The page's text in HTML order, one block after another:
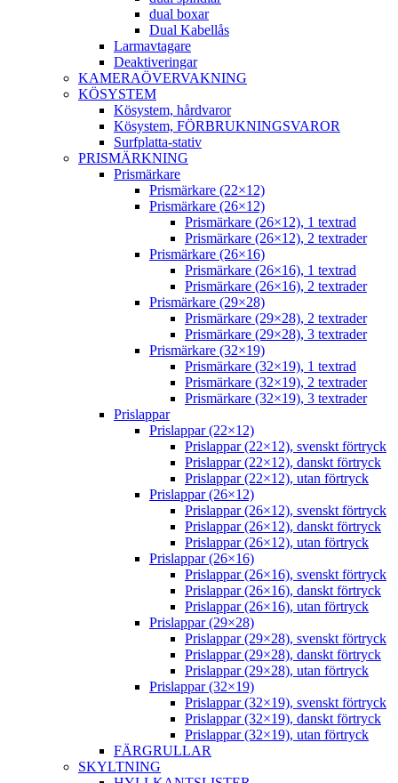
dual boxar
Dual Kabellås
Larmavtagare
Deaktiveringar
KAMERAÖVERVAKNING
KÖSYSTEM
Kösystem, hårdvaror
Kösystem, FÖRBRUKNINGSVAROR
Surfplatta-stativ
PRISMÄRKNING
Prismärkare
Prismärkare (22×12)
Prismärkare (26×12)
Prismärkare (26×12), 1 textrad
Prismärkare (26×12), 2 textrader
Prismärkare (26×16)
Prismärkare (26×16), 1 textrad
Prismärkare (26×16), 2 textrader
Prismärkare (29×28)
Prismärkare (29×28), 2 textrader
Prismärkare (29×28), 3 textrader
Prismärkare (32×19)
Prismärkare (32×19), 1 textrad
Prismärkare (32×19), 2 textrader
Prismärkare (32×19), 3 textrader
Prislappar
Prislappar (22×12)
Prislappar (22×12), svenskt förtryck
Prislappar (22×12), danskt förtryck
Prislappar (22×12), utan förtryck
Prislappar (26×12)
Prislappar (26×12), svenskt förtryck
Prislappar (26×12), danskt förtryck
Prislappar (26×12), utan förtryck
Prislappar (26×16)
Prislappar (26×16), svenskt förtryck
Prislappar (26×16), danskt förtryck
Prislappar (26×16), utan förtryck
Prislappar (29×28)
Prislappar (29×28), svenskt förtryck
Prislappar (29×28), danskt förtryck
Prislappar (29×28), utan förtryck
Prislappar (32×19)
Prislappar (32×19), svenskt förtryck
Prislappar (32×19), danskt förtryck
Prislappar (32×19), utan förtryck
FÄRGRULLAR
SKYLTNING